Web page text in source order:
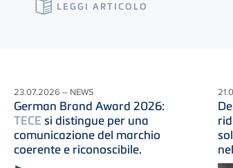
LEGGI ARTICOLO
23.07.2026 – NEWS
German Brand Award 2026:
TECE si distingue per una
comunicazione del marchio
coerente e riconoscibile.